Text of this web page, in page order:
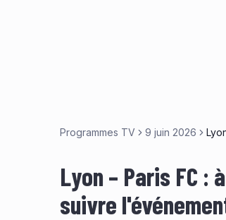
Programmes TV 9 juin 2026
Lyon – Paris FC :
suivre